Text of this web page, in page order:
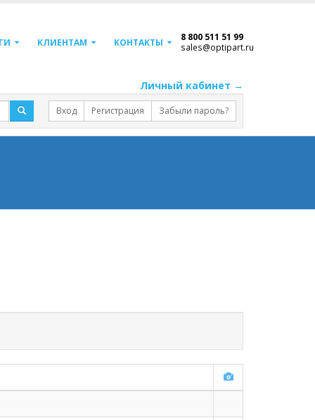
КЛИЕНТАМ КОНТАКТЫ 8 800 511 51 99
sales@optipart.ru
Личный кабинет →
Вход Регистрация Забыли пароль?